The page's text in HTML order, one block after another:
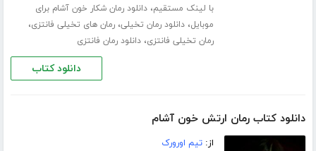
با لینک مستقیم،دانلود رمان شکار خون آشام برای
موبایل،دانلود رمان تخیلی،رمان های تخیلی فانتزی،
رمان تخیلی فانتزی،دانلود رمان فانتزی
دانلود کتاب
دانلود کتاب رمان ارتش خون آشام
از:تیم اورورک